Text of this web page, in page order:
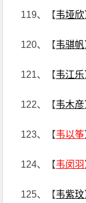
119、【韦垭欣
120、【韦骐帆
121、【韦江乐
122、【韦木彦
123、【韦以筝
124、【韦闵羽
125、【韦紫玟